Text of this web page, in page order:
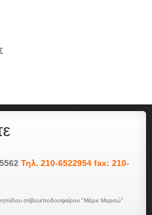
Τηλ. 210-6522954 fax: 210-
γηπέδου στίβου/ποδοσφαίρου "Μάρκ Μαρσώ"